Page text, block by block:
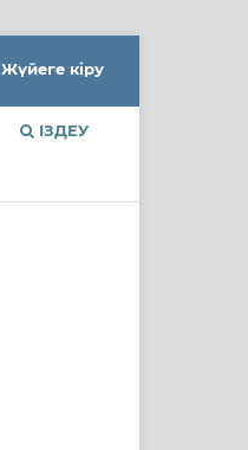
ІЗДЕУ
Жүйеге кіру